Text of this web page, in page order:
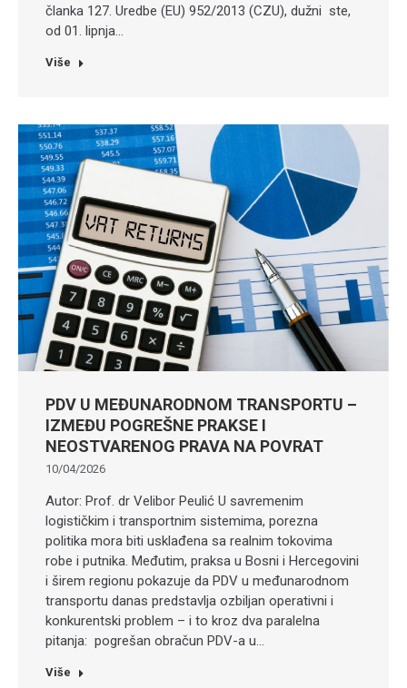
članka 127. Uredbe (EU) 952/2013 (CZU), dužni ste,
od 01. lipnja…
Više
PDV U MEĐUNARODNOM TRANSPORTU –
IZMEĐU POGREŠNE PRAKSE I
NEOSTVARENOG PRAVA NA POVRAT
10/04/2026
Autor: Prof. dr Velibor Peulić U savremenim
logističkim i transportnim sistemima, porezna
politika mora biti usklađena sa realnim tokovima
robe i putnika. Međutim, praksa u Bosni i Hercegovini
i širem regionu pokazuje da PDV u međunarodnom
transportu danas predstavlja ozbiljan operativni i
konkurentski problem – i to kroz dva paralelna
pitanja: pogrešan obračun PDV-a u…
Više